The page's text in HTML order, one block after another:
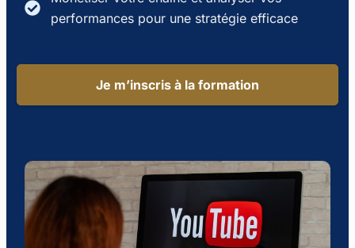
performances pour une stratégie efficace
Je m’inscris à la formation